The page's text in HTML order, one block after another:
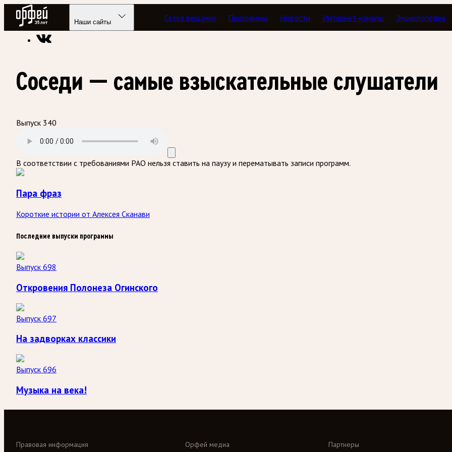
Радио Орфей
Наши сайты Сетка вещания Программы Новости Интернет-каналы Энциклопедия
Радио классической музыки «Орфей» Подкасты Пара фраз
Соседи — самые взыскательные слушатели
Выпуск 340
В соответствии с требованиями РАО нельзя ставить на паузу и перематывать записи программ.
Пара фраз
Короткие истории от Алексея Сканави
Последние выпуски программы
Выпуск 698
Откровения Полонеза Огинского
Выпуск 697
На задворках классики
Выпуск 696
Музыка на века!
Орфей медиа Партнеры
Правовая информация